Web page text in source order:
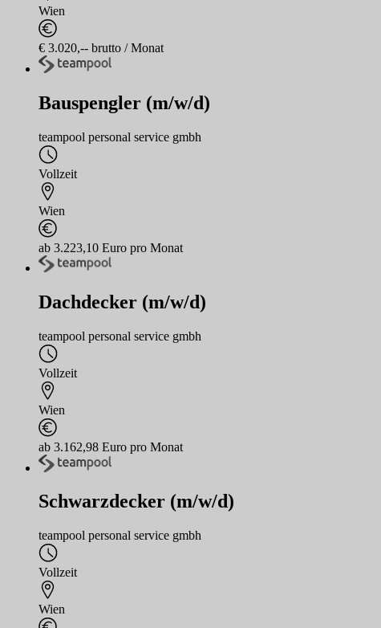
Wien
€ 3.020,-- brutto / Monat
Bauspengler (m/w/d)
teampool personal service gmbh
Vollzeit
Wien
ab 3.223,10 Euro pro Monat
Dachdecker (m/w/d)
teampool personal service gmbh
Vollzeit
Wien
ab 3.162,98 Euro pro Monat
Schwarzdecker (m/w/d)
teampool personal service gmbh
Vollzeit
Wien